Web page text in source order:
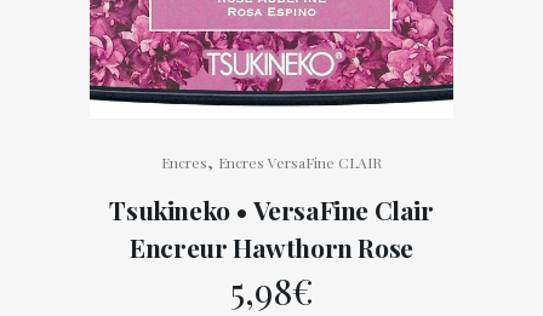
Encres, Encres VersaFine CLAIR
Tsukineko • VersaFine Clair
Encreur Hawthorn Rose
5,98€